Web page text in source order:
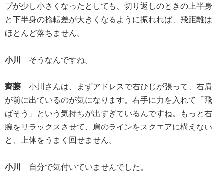
プが少し小さくなったとしても、切り返しのときの上半身
と下半身の捻転差が大きくなるように振れれば、飛距離は
ほとんど落ちません。
小川 そうなんですね。
齊藤 小川さんは、まずアドレスで右ひじが張って、右肩
が前に出ているのが気になります。右手に力を入れて「飛
ばそう」という気持ちが出すぎているんですね。もっと右
腕をリラックスさせて、肩のラインをスクエアに構えない
と、上体をうまく回せません。
小川 自分で気付いていませんでした。